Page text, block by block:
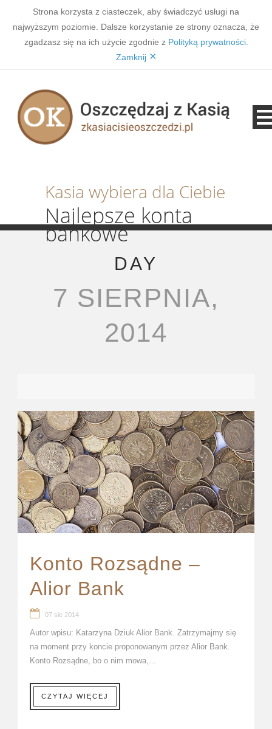
Strona korzysta z ciasteczek, aby świadczyć usługi na
najwyższym poziomie. Dalsze korzystanie ze strony oznacza, że
zgadzasz się na ich użycie zgodnie z Polityką prywatności.
Zamknij ×
Kasia wybiera dla Ciebie
Najlepsze konta
bankowe
DAY
7 SIERPNIA,
2014
Konto Rozsądne –
Alior Bank
07 sie 2014
Autor wpisu: Katarzyna Dziuk Alior Bank. Zatrzymajmy się
na moment przy koncie proponowanym przez Alior Bank.
Konto Rozsądne, bo o nim mowa,...
CZYTAJ WIĘCEJ